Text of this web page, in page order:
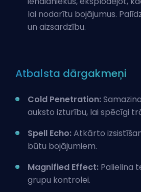
lai nodarītu bojājumus.
un aizsardzību.
Atbalsta dārgakmeņi
Cold Penetration:
auksto izturību, lai spēcīgi
Spell Echo:Atkārto
būtu bojājumiem.
Magnified Effect: Palielina
grupu kontrolei.